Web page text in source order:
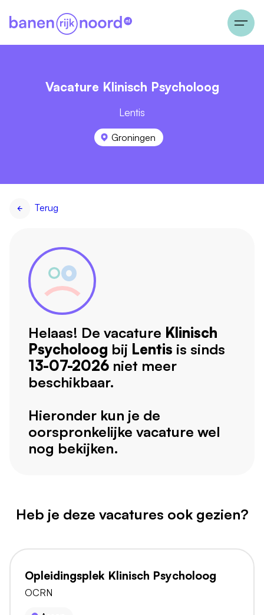
Vacature Klinisch Psycholoog
Lentis
Groningen
Terug
Helaas! De vacature Klinisch
Psycholoog bij Lentis is sinds
13-07-2026 niet meer
beschikbaar.
Hieronder kun je de
oorspronkelijke vacature wel
nog bekijken.
Heb je deze vacatures ook gezien?
Opleidingsplek Klinisch Psycholoog
OCRN